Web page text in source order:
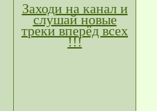
Заходи на канал и
слушай новые
треки вперёд всех
!!!